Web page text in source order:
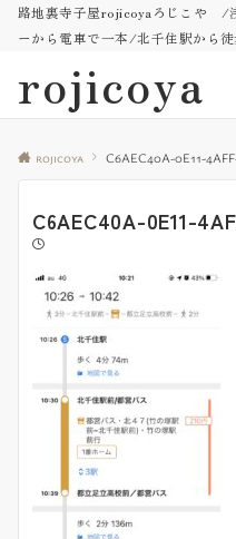
路地裏寺子屋rojicoyaろじこや /
ーから電車で一本/北千住駅から
rojicoya
rojicoya C6AEC40A-0E11-
C6AEC40A-0E11-